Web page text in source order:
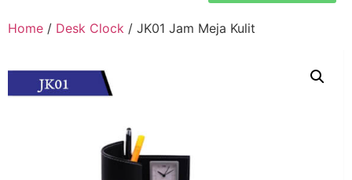
Home / Desk Clock / JK01 Jam Meja Kulit